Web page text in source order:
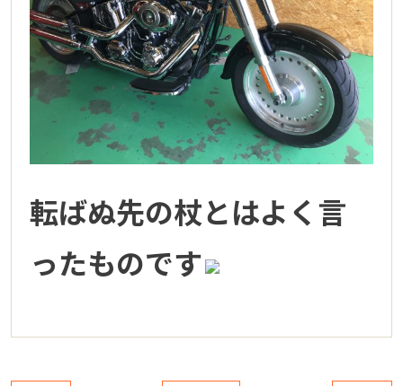
転ばぬ先の杖とはよく言
ったものです